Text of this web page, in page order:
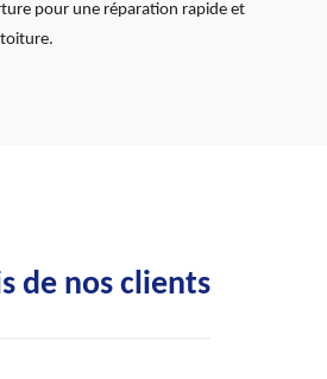
pour une réparation rapide et
de nos clients